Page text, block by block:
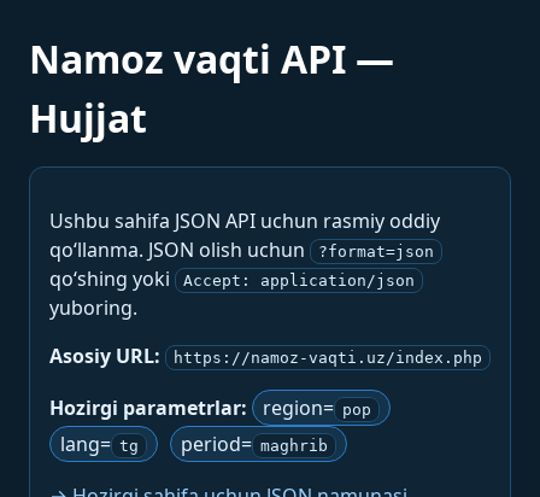
Namoz vaqti API —
Hujjat
Ushbu sahifa JSON API uchun rasmiy oddiy
qo‘llanma. JSON olish uchun
?format=json
qo‘shing yoki Accept: application/json
yuboring.
Asosiy URL:
https://namoz-vaqti.uz/index.php
Hozirgi parametrlar: region= pop
lang= tg period= maghrib